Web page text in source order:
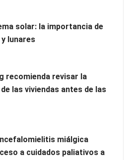
solar: la importancia de
lunares
recomienda revisar la
las viviendas antes de las
miálgica
a cuidados paliativos a